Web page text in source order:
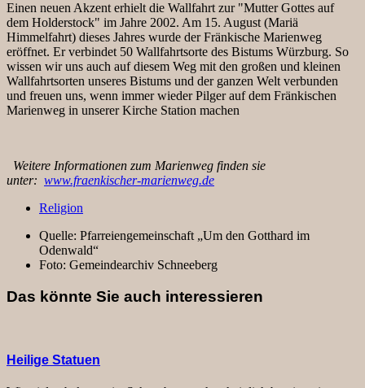
Einen neuen Akzent erhielt die Wallfahrt zur "Mutter Gottes auf
dem Holderstock" im Jahre 2002. Am 15. August (Mariä
Himmelfahrt) dieses Jahres wurde der Fränkische Marienweg
eröffnet. Er verbindet 50 Wallfahrtsorte des Bistums Würzburg. So
wissen wir uns auch auf diesem Weg mit den großen und kleinen
Wallfahrtsorten unseres Bistums und der ganzen Welt verbunden
und freuen uns, wenn immer wieder Pilger auf dem Fränkischen
Marienweg in unserer Kirche Station machen
Weitere Informationen zum Marienweg finden sie
unter: www.fraenkischer-marienweg.de
Religion
Quelle: Pfarreiengemeinschaft „Um den Gotthard im
Odenwald“
Foto: Gemeindearchiv Schneeberg
Das könnte Sie auch interessieren
Heilige Statuen